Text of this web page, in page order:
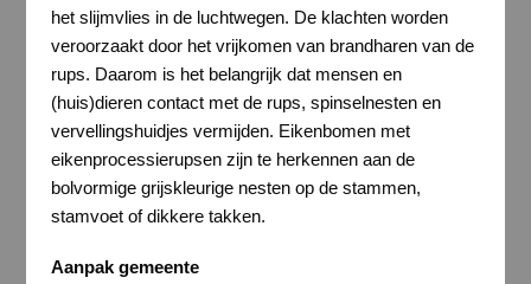
het slijmvlies in de luchtwegen. De klachten worden
veroor­zaakt door het vrijkomen van brandharen van de
rups. Daarom is het belangrijk dat mensen en
(huis)dieren contact met de rups, spinselnesten en
vervellingshuidjes vermijden. Eikenbomen met
eikenprocessierupsen zijn te herkennen aan de
bolvormige grijskleurige nesten op de stammen,
stamvoet of dikkere takken.
Aanpak gemeente